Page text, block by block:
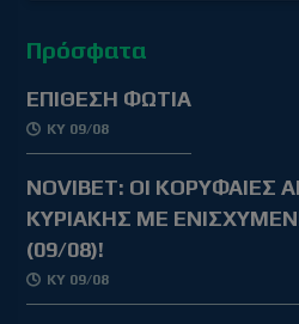
Πρόσφατα
ΕΠΙΘΕΣΗ ΦΩΤΙΑ
ΚΥ 09/08
NOVIBET: OΙ
ΚΥΡΙΑΚΗΣ ΜΕ
(09/08)!
ΚΥ 09/08